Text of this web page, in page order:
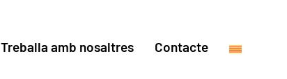
Treballa amb nosaltres Contacte